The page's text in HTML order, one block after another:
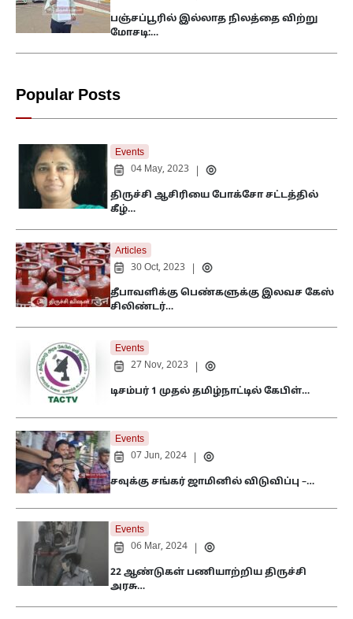
பஞ்சப்பூரில் இல்லாத நிலத்தை விற்று
மோசடி:…
Popular Posts
Events
04 May, 2023
திருச்சி ஆசிரியை போக்சோ சட்டத்தில்
கீழ்…
Articles
30 Oct, 2023
தீபாவளிக்கு பெண்களுக்கு இலவச கேஸ்
சிலிண்டர்…
Events
27 Nov, 2023
டிசம்பர் 1 முதல் தமிழ்நாட்டில் கேபிள்…
Events
07 Jun, 2024
சவுக்கு சங்கர் ஜாமினில் விடுவிப்பு –…
Events
06 Mar, 2024
22 ஆண்டுகள் பணியாற்றிய திருச்சி
அரசு…